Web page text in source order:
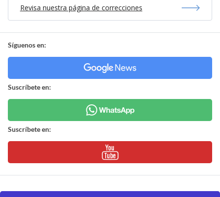
Revisa nuestra página de correcciones
Síguenos en:
Suscríbete en:
Suscríbete en: